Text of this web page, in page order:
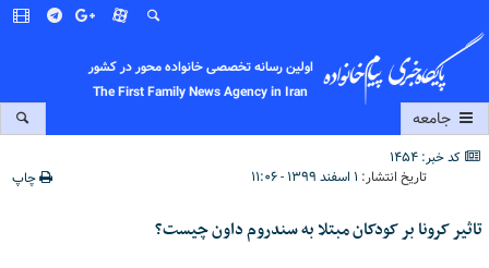
اولین رسانه تخصصی خانواده محور در کشور
The First Family News Agency in Iran
جامعه
کد خبر: 1454
تاریخ انتشار: ۱ اسفند ۱۳۹۹ - ۱۱:۰۶ چاپ
تاثیر کرونا بر کودکان مبتلا به سندروم داون چیست؟